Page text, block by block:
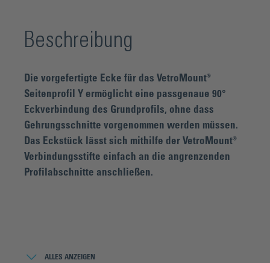
Beschreibung
Die vorgefertigte Ecke für das VetroMount®
Seitenprofil Y ermöglicht eine passgenaue 90°
Eckverbindung des Grundprofils, ohne dass
Gehrungsschnitte vorgenommen werden müssen.
Das Eckstück lässt sich mithilfe der VetroMount®
Verbindungsstifte einfach an die angrenzenden
Profilabschnitte anschließen.
Das von den Bohle Ingenieuren entwickelte
ALLES ANZEIGEN